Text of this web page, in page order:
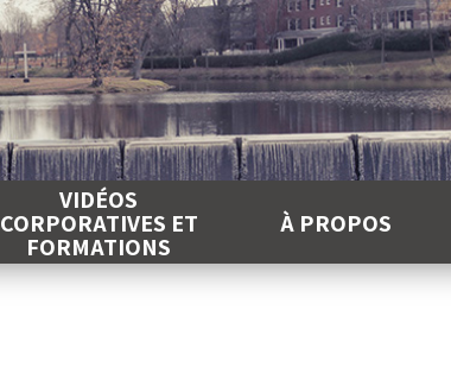
VIDÉOS
CORPORATIVES ET
FORMATIONS
À PROPOS